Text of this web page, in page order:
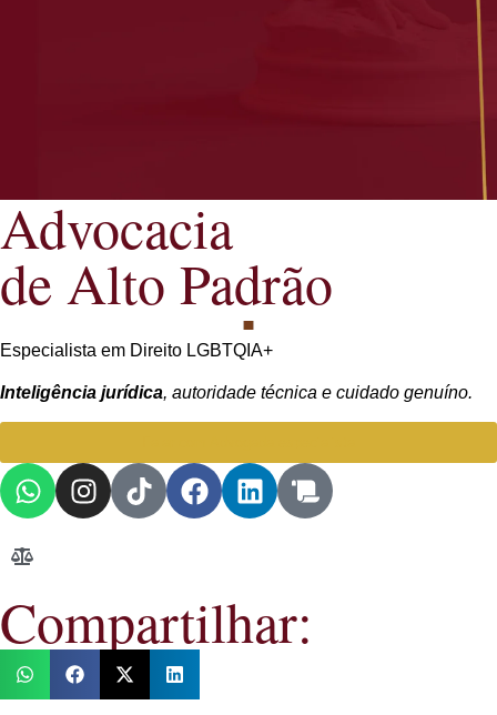
Advocacia
de Alto Padrão
Especialista em Direito LGBTQIA+
Inteligência jurídica, autoridade técnica e cuidado genuíno.
Compartilhar: